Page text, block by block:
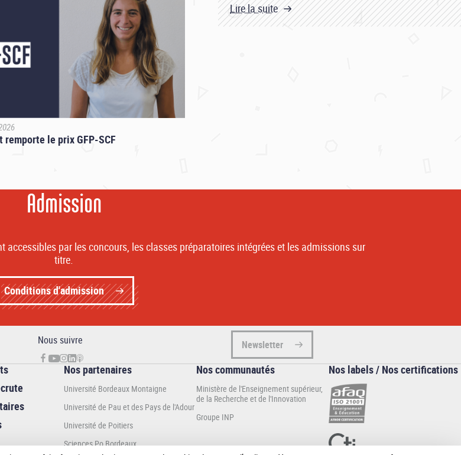
remporte le prix GFP-SCF
Lire la suite
Admission
accessibles par les concours, les classes préparatoires intégrées et les admissions sur
titre.
Conditions d'admission
Nous suivre Newsletter
Nos partenaires
Université Bordeaux Montaigne
Université de Pau et des Pays de l'Adour
Université de Poitiers
Sciences Po Bordeaux
Nos communautés
Ministère de l'Enseignement supérieur,
de la Recherche et de l'Innovation
Groupe INP
Nos labels / Nos certifications